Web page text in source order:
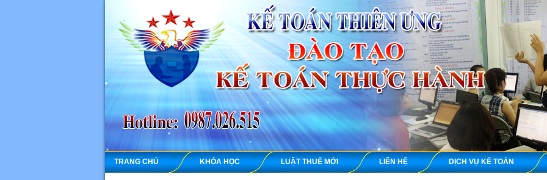
TRANG CHỦ KHÓA HỌC LUẬT THUẾ MỚI LIÊN HỆ DỊCH VỤ KẾ TOÁN